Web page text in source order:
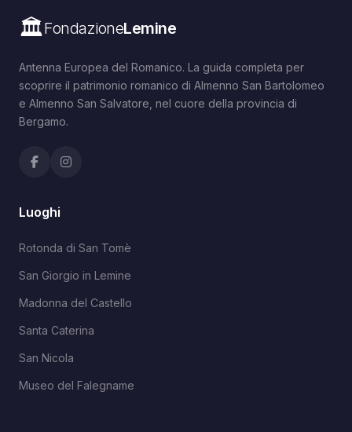
🏛️FondazioneLemine
Antenna Europea del Romanico. La guida completa per
scoprire il patrimonio romanico di Almenno San Bartolomeo
e Almenno San Salvatore, nel cuore della provincia di
Bergamo.
Luoghi
Rotonda di San Tomè
San Giorgio in Lemine
Madonna del Castello
Santa Caterina
San Nicola
Museo del Falegname